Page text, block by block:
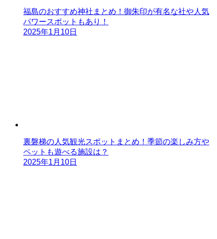
福島のおすすめ神社まとめ！御朱印が有名な社や人気
パワースポットもあり！
2025年1月10日
裏磐梯の人気観光スポットまとめ！季節の楽しみ方や
ペットも遊べる施設は？
2025年1月10日